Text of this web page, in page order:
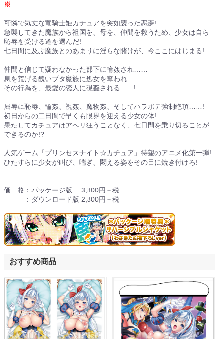
※
可憐で気丈な竜騎士姫カチュアを突如襲った悪夢!
急襲してきた魔族から祖国を、母を、仲間を救うため、少女は自ら
恥辱を受ける道を選んだ!
七日間に及ぶ魔族とのあまりに淫らな賭けが、今ここにはじまる!
仲間と信じて疑わなかった部下に輪姦され……
息を荒げる醜いブタ魔族に処女を奪われ……
その行為を、最愛の恋人に視姦される……!
屈辱に恥辱、輪姦、視姦、魔物姦、そしてハラボテ強制絶頂……!
初日からの二日間で早くも限界を迎える少女の体!
果たしてカチュアはアヘリ狂うことなく、七日間を乗り切ることが
できるのか!?
人気ゲーム「プリンセスナイト☆カチュア」待望のアニメ化第一弾!
ひたすらに少女が叫び、喘ぎ、悶える姿をその目に焼き付けろ!
価 格：パッケージ版 3,800円＋税
：ダウンロード版 2,800円＋税
おすすめ商品